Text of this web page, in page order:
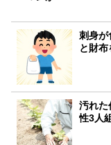
刺身が
と財
汚れた
性3人